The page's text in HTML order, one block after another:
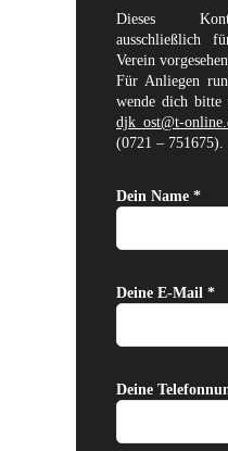
Dieses
ausschließlich
Verein
Für Anliegen
wende dich
djk_ost@t-
(0721 – 751675).
Dein Name *
Deine E-Mail *
Deine